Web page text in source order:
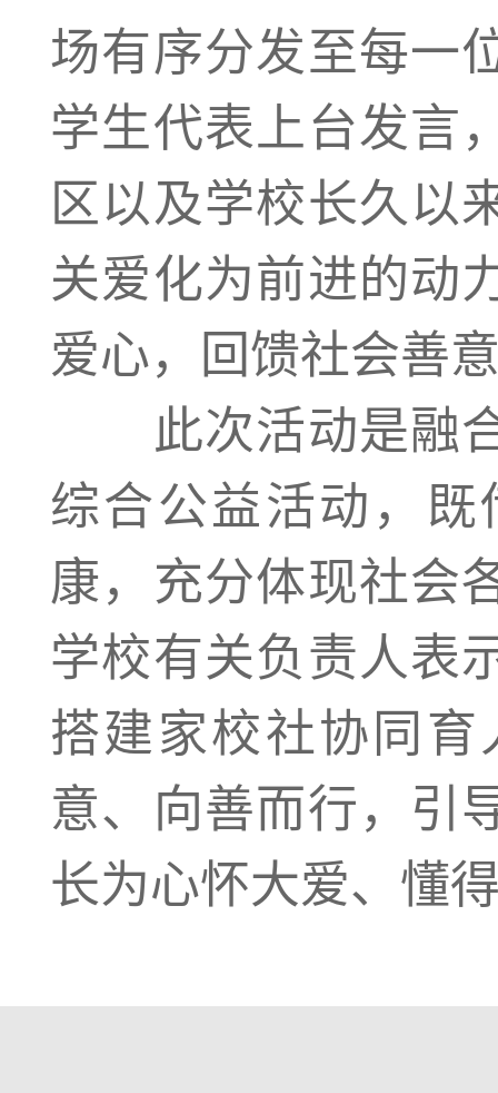
场有序分发至每一
学生代表上台发言
区以及学校长久以
关爱化为前进的动
爱心，回馈社会善
此次活动是融合
综合公益活动，
康，充分体现社会
学校有关负责人表
搭建家校社协同
意、向善而行，引
长为心怀大爱、懂